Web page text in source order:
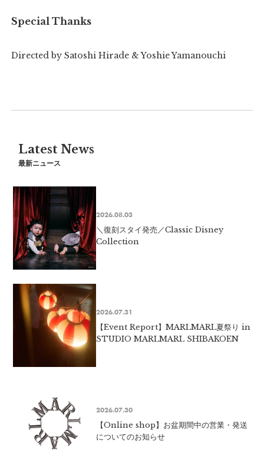
Special Thanks
Directed by Satoshi Hirade & Yoshie Yamanouchi
Latest News
最新ニュース
2026.08.03
＼復刻スタイ発売／Classic Disney
Collection
2026.07.31
【Event Report】MARLMARL夏祭り in
STUDIO MARLMARL SHIBAKOEN
2026.07.30
【Online shop】お盆期間中の営業・発送
についてのお知らせ